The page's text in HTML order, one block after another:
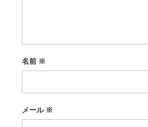
名前 ※
メール ※